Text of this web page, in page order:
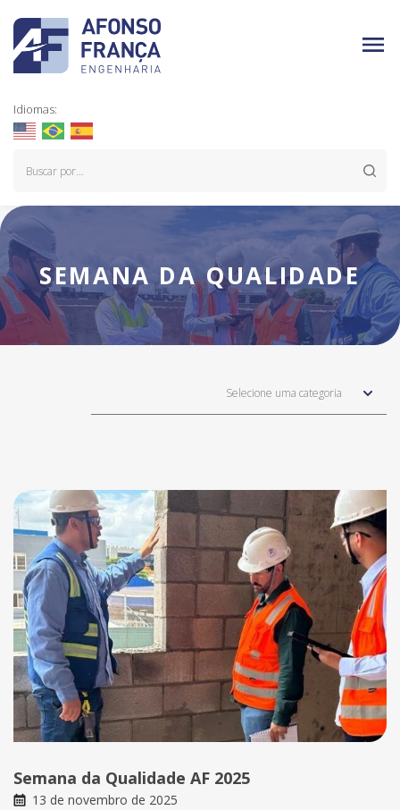
Idiomas:
SEMANA DA QUALIDADE
Selecione uma categoria
Semana da Qualidade AF 2025
13 de novembro de 2025